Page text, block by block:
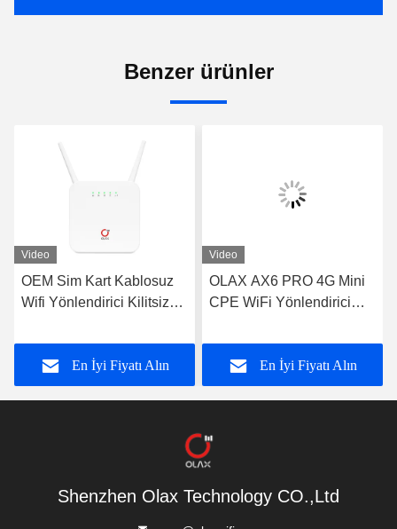
Benzer ürünler
Video
OEM Sim Kart Kablosuz
Wifi Yönlendirici Kilitsiz
PORT OLAX AX6 PRO
En İyi Fiyatı Alın
Video
OLAX AX6 PRO 4G Mini
CPE WiFi Yönlendirici
Modem TTL/ IMEI
En İyi Fiyatı Alın
Shenzhen Olax Technology CO.,Ltd